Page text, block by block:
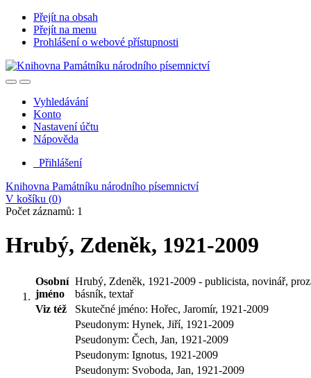
Přejít na obsah
Přejít na menu
Prohlášení o webové přístupnosti
Vyhledávání
Konto
Nastavení účtu
Nápověda
Přihlášení
Knihovna Památníku národního písemnictví
V košíku (0)
Počet záznamů: 1
Hrubý, Zdeněk, 1921-2009
Osobní
jméno
Hrubý, Zdeněk, 1921-2009 - publicista, novinář,
básník, textař
Viz též
Skutečné jméno: Hořec, Jaromír, 1921-2009
Pseudonym: Hynek, Jiří, 1921-2009
Pseudonym: Čech, Jan, 1921-2009
Pseudonym: Ignotus, 1921-2009
Pseudonym: Svoboda, Jan, 1921-2009